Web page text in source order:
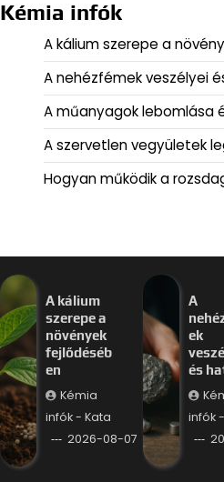
Kémia infók
A kálium szerepe a
A nehézfémek veszélyei
A műanyagok lebomlása
A szervetlen vegyületek
Hogyan működik a
A kálium
szerepe a
növények
fejlődéséb
en
Kémia
infók - Kata
2026-08-07
A
ek
és
infók